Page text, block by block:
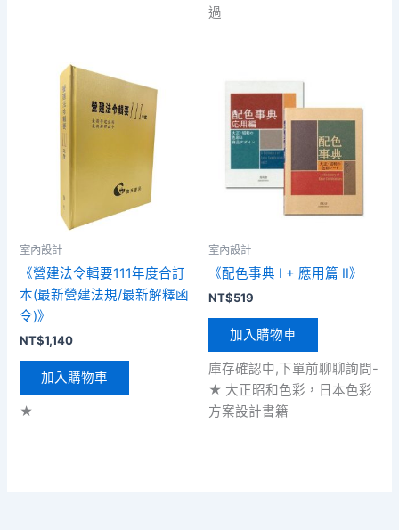
過
室內設計
《營建法令輯要111年度合訂
本(最新營建法規/最新解釋函
令)》
NT$1,140
加入購物車
★
室內設計
《配色事典 I + 應用篇 II》
NT$519
加入購物車
庫存確認中,下單前聊聊詢問-
★ 大正昭和色彩，日本色彩
方案設計書籍